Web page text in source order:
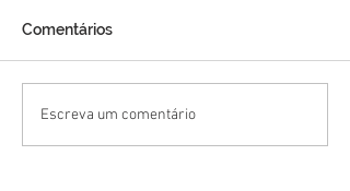
Comentários
Escreva um comentário